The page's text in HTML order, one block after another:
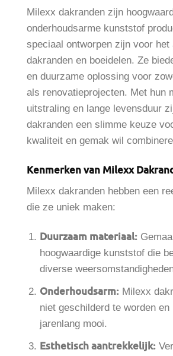
Milexx dakranden zijn
onderhoudsarme kunststof
speciaal ontworpen zijn voor het
dakranden en boeidelen. Ze
en duurzame oplossing voor
als renovatieprojecten. Met hun
uitstraling en lange levensduur
dakranden een slimme keuze
kwaliteit en gemak wil
Kenmerken van Milexx
Milexx dakranden hebben een
die ze uniek maken:
Duurzaam materiaal:
hoogwaardige kunststof die
diverse
Onderhoudsarm: Milexx
niet geschilderd te worden en
jarenlang mooi.
Esthetisch aantrekkelijk: